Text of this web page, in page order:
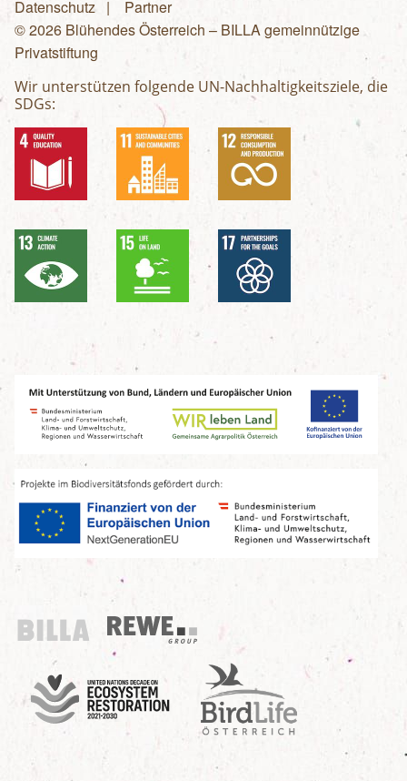
Datenschutz
Partner
© 2026 Blühendes Österreich – BILLA gemeinnützige
Privatstiftung
Wir unterstützen folgende UN-Nachhaltigkeitsziele, die
SDGs:
Billa
REWE Group
UN Decade
Birdlife